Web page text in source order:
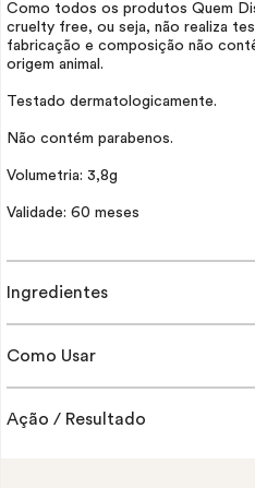
Como todos os produtos Quem
cruelty free, ou seja, não realiza
fabricação e composição não
origem animal.
Testado dermatologicamente.
Não contém parabenos.
Volumetria: 3,8g
Validade: 60 meses
Ingredientes
Como Usar
Ação / Resultado